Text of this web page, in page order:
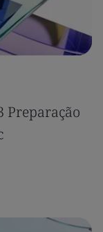
Preparação